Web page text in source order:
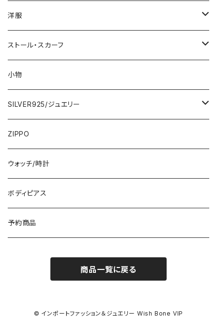
1000円
2000円
3000円
5000円
7000円
洋服
インポートワンピース
ロング・マキシ
ひざ・ミディ
トップス・カーディガン・アウター
カーディガン
イタリア製ジャケット
スカート・パンツ
ストール・スカーフ
大判ストール・ロングスカーフ
小さめスカーフ
コットンストール・スカーフ
冬物・マフラー
小物
SILVER925/ジュエリー
指輪・リング
ネックレス・ペンダントトップ
ピアス・イヤリング
ブレスレット・バングル
ZIPPO
ウォッチ/時計
ボディピアス
予約商品
商品一覧に戻る
© インポートファッション＆ジュエリー Wish Bone VIP